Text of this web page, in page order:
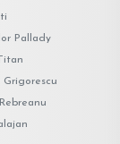
Pallady